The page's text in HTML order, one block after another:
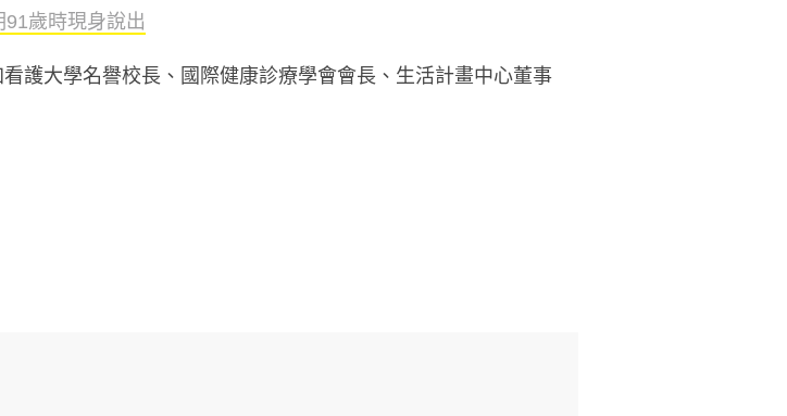
91歲時現身說出
護大學名譽校長、國際健康診療學會會長、生活計畫中心董事